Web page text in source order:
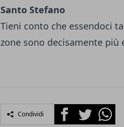
Santo Stefano
Tieni conto che essendoci
zone sono decisamente
Condividi FacebookTwitter